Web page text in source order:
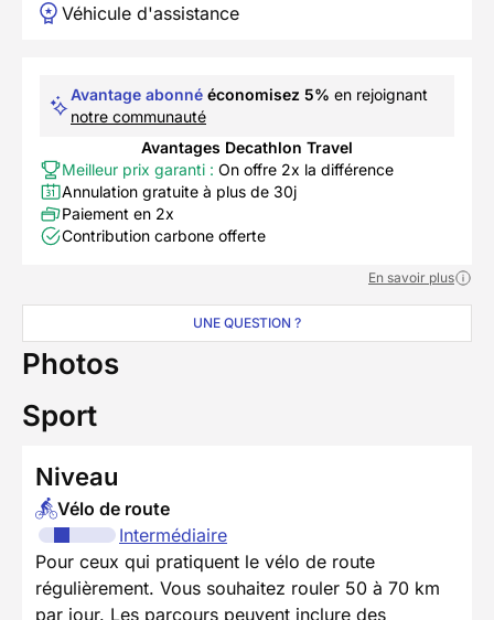
Véhicule d'assistance
Avantage abonné économisez 5% en rejoignant
notre communauté
Avantages Decathlon Travel
Meilleur prix garanti : On offre 2x la différence
Annulation gratuite à plus de 30j
Paiement en 2x
Contribution carbone offerte
En savoir plus
UNE QUESTION ?
Photos
Sport
Niveau
Vélo de route
Intermédiaire
Pour ceux qui pratiquent le vélo de route
régulièrement. Vous souhaitez rouler 50 à 70 km
par jour. Les parcours peuvent inclure des